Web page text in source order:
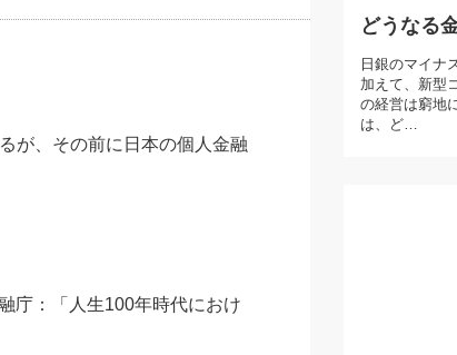
る「一流の仕事術」(28)
す(200)
社長の「氣」(30)
米国スポーツ・ビジネス
高橋一喜の『これぞ！"
が、その前に日本の個人金融
庁：「人生100年時代におけ
どうなる
日銀のマイナ
加えて、新型
の経営は窮地
は、ど…